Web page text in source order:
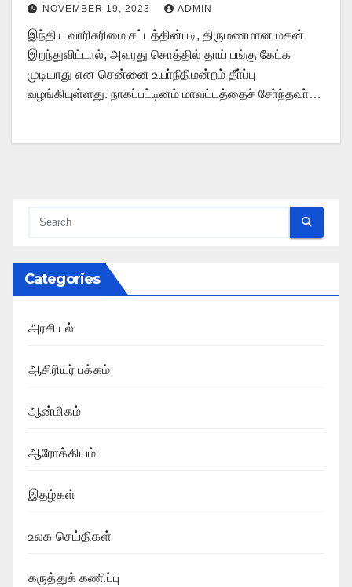
NOVEMBER 19, 2023 ADMIN
இந்திய வாரிசுரிமை சட்டத்தின்படி, திருமணமான மகன்
இறந்துவிட்டால், அவரது சொத்தில் தாய் பங்கு கேட்க
முடியாது என சென்னை உயா்நீதிமன்றம் தீா்ப்பு
வழங்கியுள்ளது. நாகப்பட்டினம் மாவட்டத்தைச் சோ்ந்தவா்…
Categories
அரசியல்
ஆசிரியர் பக்கம்
ஆன்மிகம்
ஆரோக்கியம்
இதழ்கள்
உலக செய்திகள்
கருத்துக் கணிப்பு